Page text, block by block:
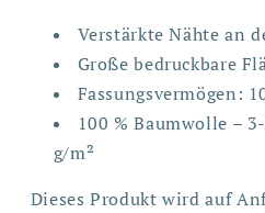
Verstärkte Nähte an
Große bedruckbare
Fassungsvermögen:
100 % Baumwolle –
g/m²
Dieses Produkt wird auf